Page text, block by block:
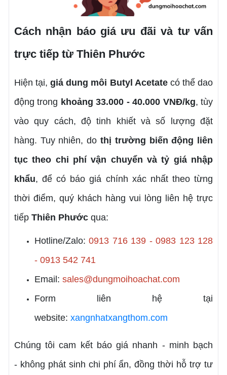
Cách nhận báo giá ưu đãi và tư vấn
trực tiếp từ Thiên Phước
Hiện tại,giá dung môi Butyl Acetatecó thể dao
động trong khoảng 33.000 - 40.000 VNĐ/kg, tùy
vào quy cách, độ tinh khiết và số lượng đặt
hàng. Tuy nhiên, do thị trường biến động liên
tục theo chi phí vận chuyển và tỷ giá nhập
khẩu, để có báo giá chính xác nhất theo từng
thời điểm, quý khách hàng vui lòng liên hệ trực
tiếp Thiên Phướcqua:
Hotline/Zalo:0913 716 139 - 0983 123 128
- 0913 542 741
Email: sales@dungmoihoachat.com
Form liên hệ tại
website: xangnhatxangthom.com
Chúng tôi cam kết báo giá nhanh - minh bạch
- không phát sinh chi phí ẩn, đồng thời hỗ trợ tư